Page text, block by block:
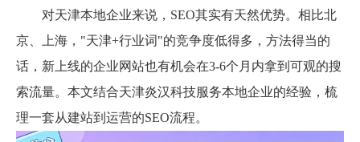
对天津本地企业来说，SEO其实有天然优势。相比北
京、上海，"天津+行业词"的竞争度低得多，方法得当的
话，新上线的企业网站也有机会在3-6个月内拿到可观的搜
索流量。本文结合天津炎汉科技服务本地企业的经验，梳
理一套从建站到运营的SEO流程。